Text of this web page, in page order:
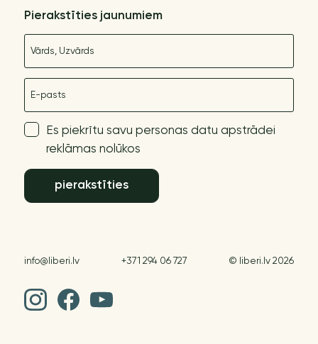
Pierakstīties jaunumiem
Es piekrītu savu personas datu apstrādei
reklāmas nolūkos
pierakstīties
info@liberi.lv +371 294 06 727 © liberi.lv 2026